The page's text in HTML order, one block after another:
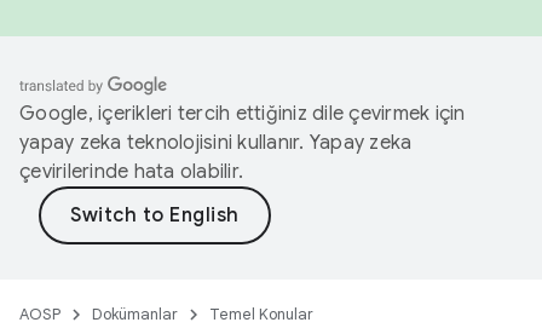
Google, içerikleri tercih ettiğiniz dile çevirmek için
yapay zeka teknolojisini kullanır. Yapay zeka
çevirilerinde hata olabilir.
AOSP Dokümanlar Temel Konular